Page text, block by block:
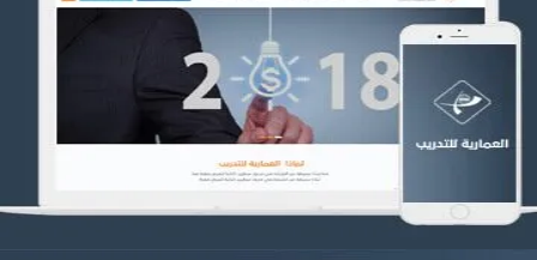
تصميم العمارية للتدريب
التفاصيل